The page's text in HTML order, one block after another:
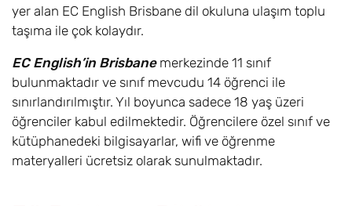
yer alan EC English Brisbane dil okuluna ulaşım toplu
taşıma ile çok kolaydır.
EC English’in Brisbanemerkezinde 11 sınıf
bulunmaktadır ve sınıf mevcudu 14 öğrenci ile
sınırlandırılmıştır. Yıl boyunca sadece 18 yaş üzeri
öğrenciler kabul edilmektedir. Öğrencilere özel sınıf ve
kütüphanedeki bilgisayarlar, wifi ve öğrenme
materyalleri ücretsiz olarak sunulmaktadır.